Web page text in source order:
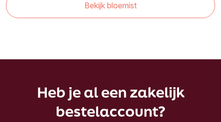
Bekijk bloemist
Heb je al een zakelijk
bestelaccount?